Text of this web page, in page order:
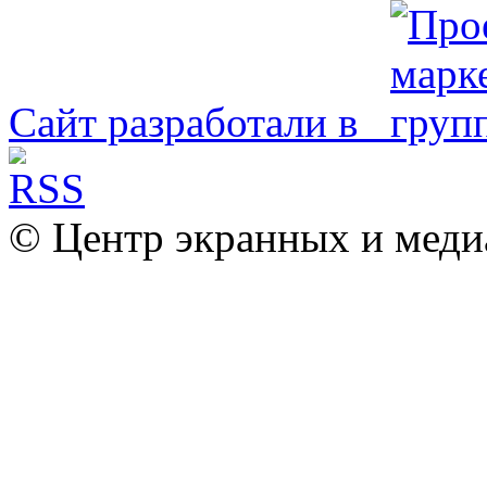
Сайт разработали в
© Центр экранных и